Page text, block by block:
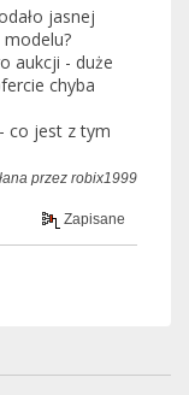
jasnej
aukcji - duże
chyba
co jest z tym
przez robix1999
Zapisane